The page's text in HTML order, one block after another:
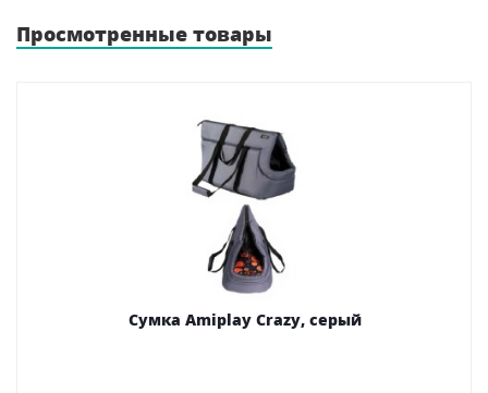
Просмотренные товары
Сумка Amiplay Crazy, серый